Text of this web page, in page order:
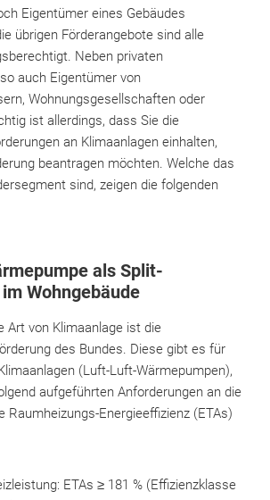
Eigentümer eines Gebäudes
übrigen Förderangebote sind alle
Neben privaten
auch Eigentümer von
Wohnungsgesellschaften oder
ist allerdings, dass Sie die
an Klimaanlagen einhalten,
beantragen möchten. Welche das
sind, zeigen die folgenden
als Split-
Wohngebäude
Art von Klimaanlage ist die
des Bundes. Diese gibt es für
(Luft-Luft-Wärmepumpen),
aufgeführten Anforderungen an die
Raumheizungs-Energieeffizienz (ETAs)
ETAs ≥ 181 % (Effizienzklasse